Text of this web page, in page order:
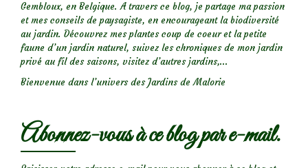
Gembloux, en Belgique. A travers ce blog, je partage ma passion
et mes conseils de paysagiste, en encourageant la biodiversité
au jardin. Découvrez mes plantes coup de coeur et la petite
faune d’un jardin naturel, suivez les chroniques de mon jardin
privé au fil des saisons, visitez d’autres jardins,...
Bienvenue dans l’univers des Jardins de Malorie
Abonnez-vous à ce blog par e-mail.